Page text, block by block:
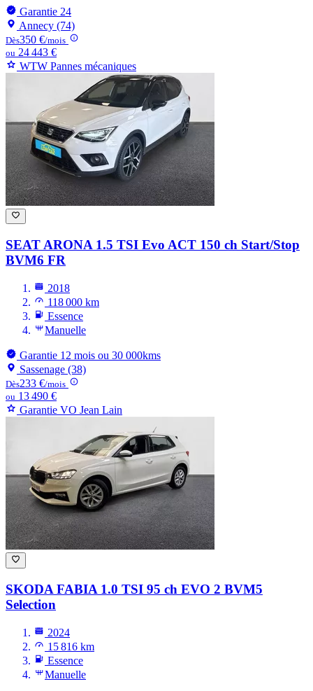
Garantie 24
Annecy (74)
Dès350 €/mois
ou 24 443 €
WTW Pannes mécaniques
SEAT ARONA 1.5 TSI Evo ACT 150 ch Start/Stop
BVM6 FR
2018
118 000 km
Essence
Manuelle
Garantie 12 mois ou 30 000kms
Sassenage (38)
Dès233 €/mois
ou 13 490 €
Garantie VO Jean Lain
SKODA FABIA 1.0 TSI 95 ch EVO 2 BVM5
Selection
2024
15 816 km
Essence
Manuelle